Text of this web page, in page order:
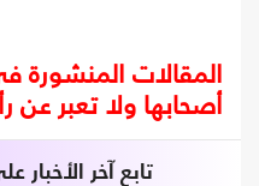
أصحابها ولا تعبر
تابع آخر الأخبار